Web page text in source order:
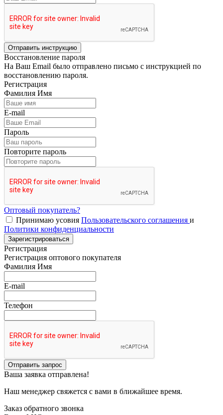
Отправить инструкцию
Восстановление пароля
На Ваш Email было отправлено письмо с инструкцией по
восстановлению пароля.
Регистрация
Фамилия Имя
E-mail
Пароль
Повторите пароль
Оптовый покупатель?
Принимаю усовия Пользовательского соглашения и
Политики конфиденциальности
Зарегистрироваться
Регистрация
Регистрация оптового покупателя
Фамилия Имя
E-mail
Телефон
Отправить запрос
Ваша заявка отправлена!
Наш менеджер свяжется с вами в ближайшее время.
Заказ обратного звонка